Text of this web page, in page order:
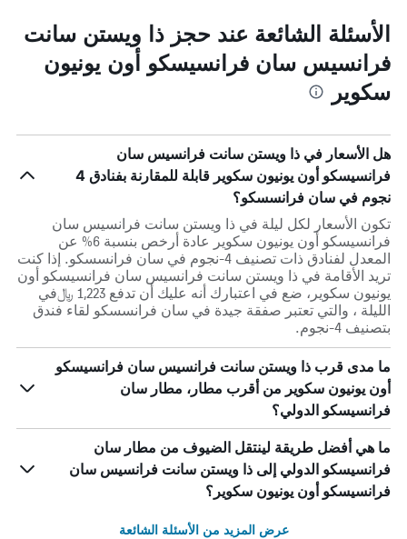
الأسئلة الشائعة عند حجز ذا ويستن سانت
فرانسيس سان فرانسيسكو أون يونيون
سكوير
هل الأسعار في ذا ويستن سانت فرانسيس سان
فرانسيسكو أون يونيون سكوير قابلة للمقارنة بفنادق 4
نجوم في سان فرانسسكو؟
تكون الأسعار لكل ليلة في ذا ويستن سانت فرانسيس سان
فرانسيسكو أون يونيون سكوير عادة أرخص بنسبة 6% عن
المعدل لفنادق ذات تصنيف 4-نجوم في سان فرانسسكو. إذا كنت
تريد الأقامة في ذا ويستن سانت فرانسيس سان فرانسيسكو أون
يونيون سكوير، ضع في اعتبارك أنه عليك أن تدفع 1,223 ﷼في
الليلة ، والتي تعتبر صفقة جيدة في سان فرانسسكو لقاء فندق
بتصنيف 4-نجوم.
ما مدى قرب ذا ويستن سانت فرانسيس سان فرانسيسكو
أون يونيون سكوير من أقرب مطار، مطار سان
فرانسيسكو الدولي؟
ما هي أفضل طريقة لينتقل الضيوف من مطار سان
فرانسيسكو الدولي إلى ذا ويستن سانت فرانسيس سان
فرانسيسكو أون يونيون سكوير؟
عرض المزيد من الأسئلة الشائعة